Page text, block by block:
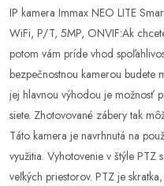
IP kamera Immax NEO LITE
WiFi, P/T, 5MP, ONVIF:Ak
potom vám príde vhod
bezpečnostnou kamerou budete
jej hlavnou výhodou je možnosť
siete. Zhotovované zábery tak
Táto kamera je navrhnutá na
využitia. Vyhotovenie v štýle
veľkých priestorov. PTZ je